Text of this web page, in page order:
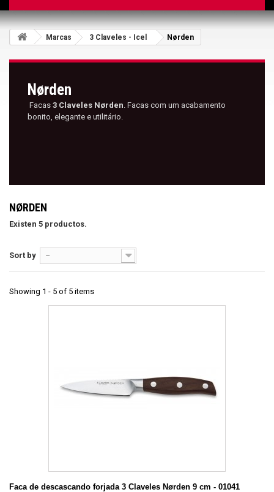
Marcas 3 Claveles - Icel Nørden
Nørden
Facas 3 Claveles Nørden. Facas com um acabamento
bonito, elegante e utilitário.
NØRDEN
Existen 5 productos.
Sort by --
Showing 1 - 5 of 5 items
Faca de descascando forjada 3 Claveles Nørden 9 cm - 01041